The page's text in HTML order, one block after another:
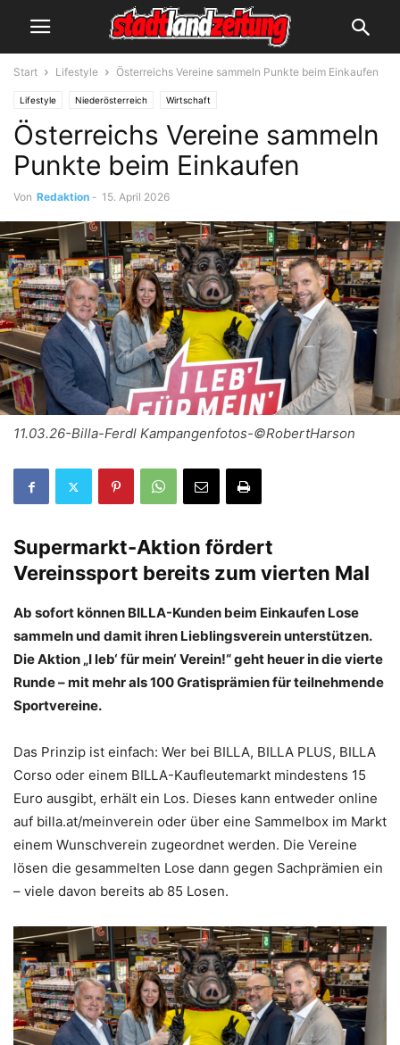
Start Lifestyle Österreichs Vereine sammeln Punkte beim Einkaufen
Lifestyle Niederösterreich Wirtschaft
Österreichs Vereine sammeln
Punkte beim Einkaufen
Von Redaktion - 15. April 2026
11.03.26-Billa-Ferdl Kampangenfotos-©RobertHarson
Supermarkt-Aktion fördert
Vereinssport bereits zum vierten Mal
Ab sofort können BILLA-Kunden beim Einkaufen Lose
sammeln und damit ihren Lieblingsverein unterstützen.
Die Aktion „I leb‘ für mein‘ Verein!“ geht heuer in die vierte
Runde – mit mehr als 100 Gratisprämien für teilnehmende
Sportvereine.
Das Prinzip ist einfach: Wer bei BILLA, BILLA PLUS, BILLA
Corso oder einem BILLA-Kaufleutemarkt mindestens 15
Euro ausgibt, erhält ein Los. Dieses kann entweder online
auf billa.at/meinverein oder über eine Sammelbox im Markt
einem Wunschverein zugeordnet werden. Die Vereine
lösen die gesammelten Lose dann gegen Sachprämien ein
– viele davon bereits ab 85 Losen.